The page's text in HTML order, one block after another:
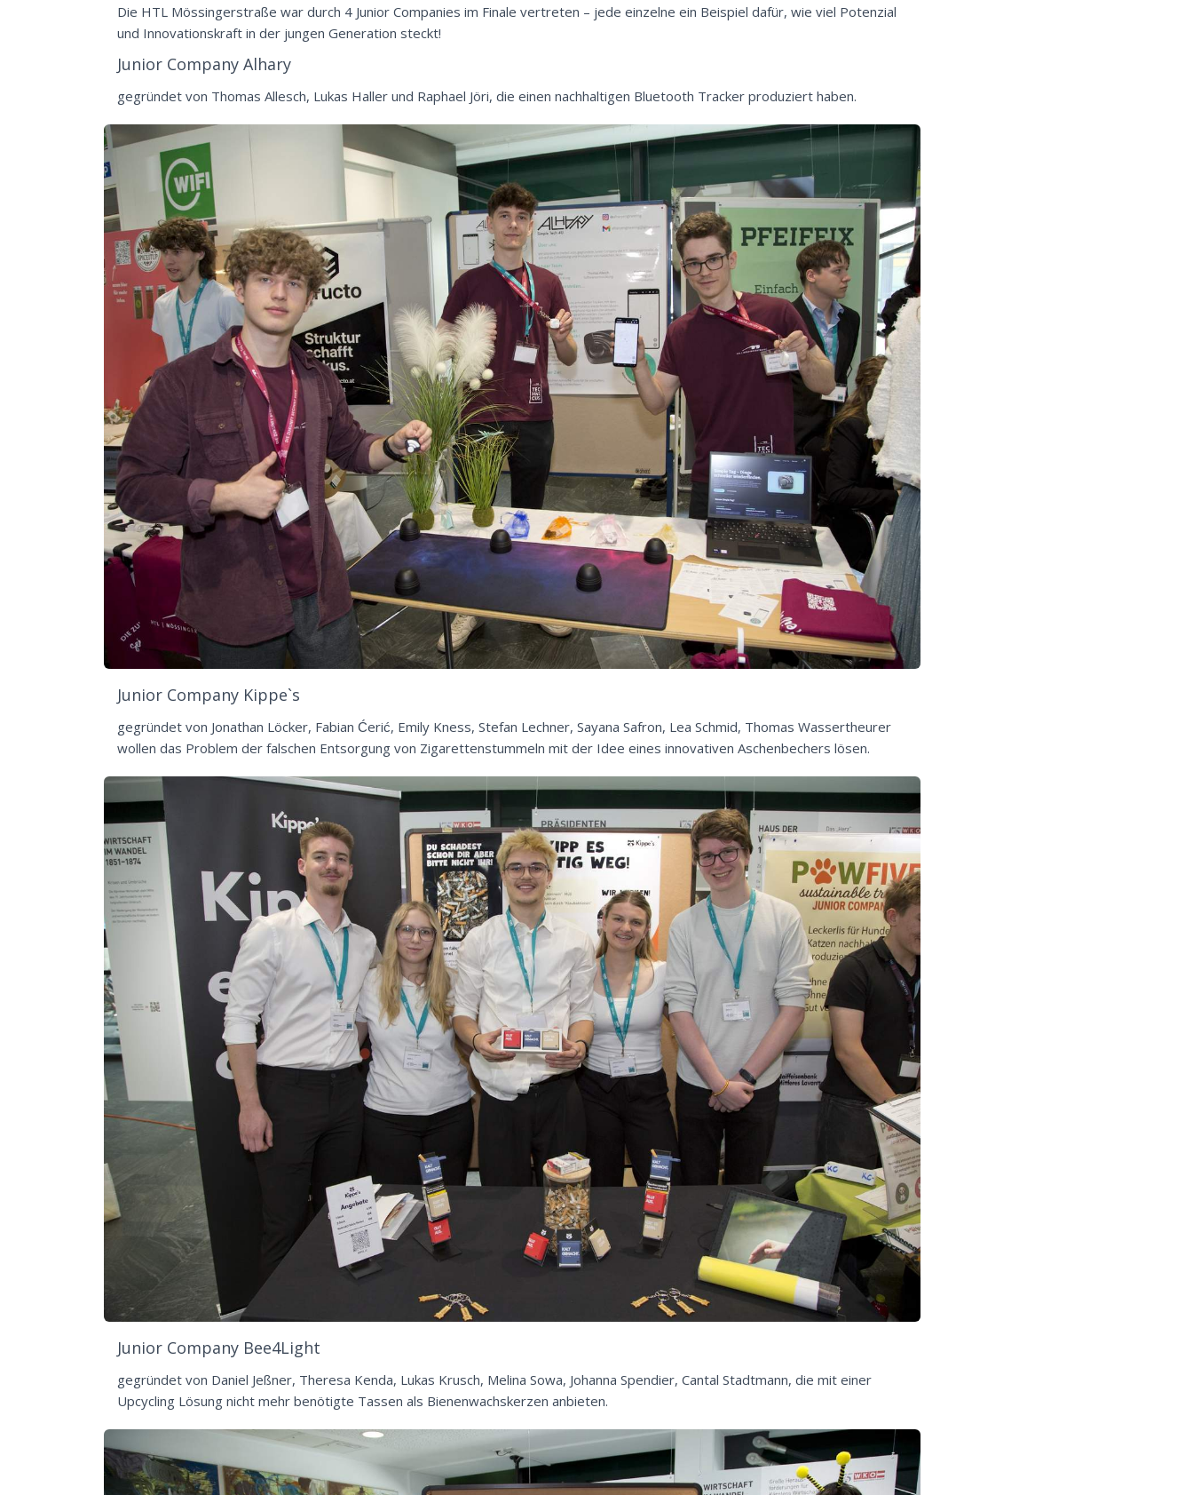
Die HTL Mössingerstraße war durch 4 Junior Companies im Finale vertreten – jede einzelne ein Beispiel dafür, wie viel Potenzial
und Innovationskraft in der jungen Generation steckt!
Junior Company Alhary
gegründet von Thomas Allesch, Lukas Haller und Raphael Jöri, die einen nachhaltigen Bluetooth Tracker produziert haben.
Junior Company Kippe`s
gegründet von Jonathan Löcker, Fabian Ćerić, Emily Kness, Stefan Lechner, Sayana Safron, Lea Schmid, Thomas Wassertheurer
wollen das Problem der falschen Entsorgung von Zigarettenstummeln mit der Idee eines innovativen Aschenbechers lösen.
Junior Company Bee4Light
gegründet von Daniel Jeßner, Theresa Kenda, Lukas Krusch, Melina Sowa, Johanna Spendier, Cantal Stadtmann, die mit einer
Upcycling Lösung nicht mehr benötigte Tassen als Bienenwachskerzen anbieten.